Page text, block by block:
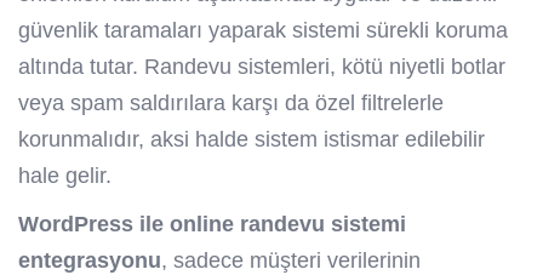
güvenlik taramaları yaparak sistemi sürekli koruma
altında tutar. Randevu sistemleri, kötü niyetli botlar
veya spam saldırılara karşı da özel filtrelerle
korunmalıdır, aksi halde sistem istismar edilebilir
hale gelir.
WordPress ile online randevu sistemi
entegrasyonu, sadece müşteri verilerinin